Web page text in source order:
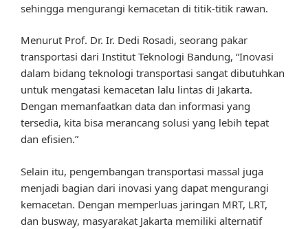
sehingga mengurangi kemacetan di titik-titik rawan.
Menurut Prof. Dr. Ir. Dedi Rosadi, seorang pakar
transportasi dari Institut Teknologi Bandung, “Inovasi
dalam bidang teknologi transportasi sangat dibutuhkan
untuk mengatasi kemacetan lalu lintas di Jakarta.
Dengan memanfaatkan data dan informasi yang
tersedia, kita bisa merancang solusi yang lebih tepat
dan efisien.”
Selain itu, pengembangan transportasi massal juga
menjadi bagian dari inovasi yang dapat mengurangi
kemacetan. Dengan memperluas jaringan MRT, LRT,
dan busway, masyarakat Jakarta memiliki alternatif